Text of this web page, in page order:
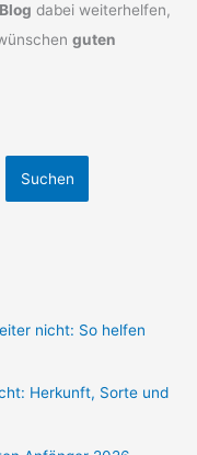
dabei weiterhelfen,
guten
Suchen
nicht: So helfen
Herkunft, Sorte und